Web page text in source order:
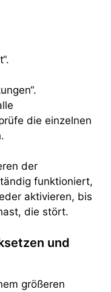
die einzelnen
der
funktioniert,
aktivieren, bis
die stört.
und
größeren